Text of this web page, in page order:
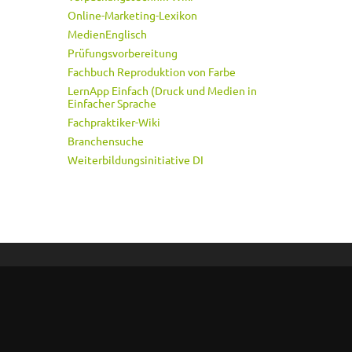
Online-Marketing-Lexikon
MedienEnglisch
Prüfungsvorbereitung
Fachbuch Reproduktion von Farbe
LernApp Einfach (Druck und Medien in
Einfacher Sprache
Fachpraktiker-Wiki
Branchensuche
Weiterbildungsinitiative DI